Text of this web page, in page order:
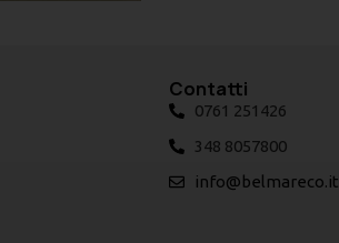
Contatti
0761 251426
348 8057800
info@belmareco.it